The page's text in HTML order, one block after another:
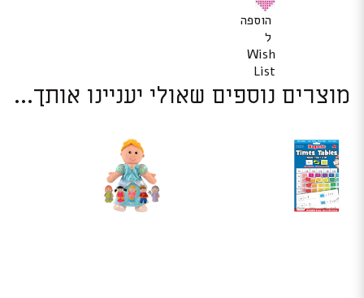
הוספה
ל
Wish
List
מוצרים נוספים שאולי יעניינו אותך...